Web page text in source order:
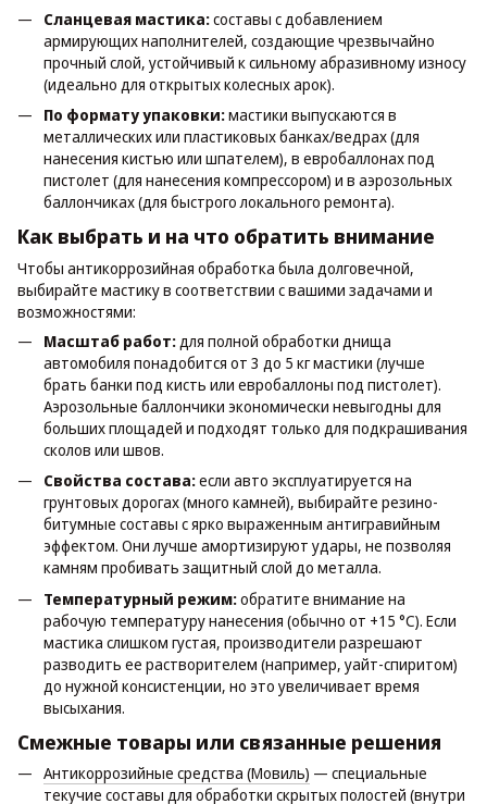
Сланцевая мастика:составы с добавлением
армирующих наполнителей, создающие чрезвычайно
прочный слой, устойчивый к сильному абразивному износу
(идеально для открытых колесных арок).
По формату упаковки:мастики выпускаются в
металлических или пластиковых банках/ведрах (для
нанесения кистью или шпателем), в евробаллонах под
пистолет (для нанесения компрессором) и в аэрозольных
баллончиках (для быстрого локального ремонта).
Как выбрать и на что обратить внимание
Чтобы антикоррозийная обработка была долговечной,
выбирайте мастику в соответствии с вашими задачами и
возможностями:
Масштаб работ: для полной обработки днища
автомобиля понадобится от 3 до 5 кг мастики (лучше
брать банки под кисть или евробаллоны под пистолет).
Аэрозольные баллончики экономически невыгодны для
больших площадей и подходят только для подкрашивания
сколов или швов.
Свойства состава:если авто эксплуатируется на
грунтовых дорогах (много камней), выбирайте резино-
битумные составы с ярко выраженным антигравийным
эффектом. Они лучше амортизируют удары, не позволяя
камням пробивать защитный слой до металла.
Температурный режим:обратите внимание на
рабочую температуру нанесения (обычно от +15 °C). Если
мастика слишком густая, производители разрешают
разводить ее растворителем (например, уайт-спиритом)
до нужной консистенции, но это увеличивает время
высыхания.
Смежные товары или связанные решения
Антикоррозийные средства (Мовиль) — специальные
текучие составы для обработки скрытых полостей (внутри